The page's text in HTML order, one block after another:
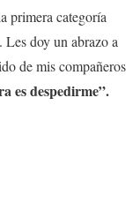
primera categoría
doy un abrazo a
de mis compañeros
es despedirme”.